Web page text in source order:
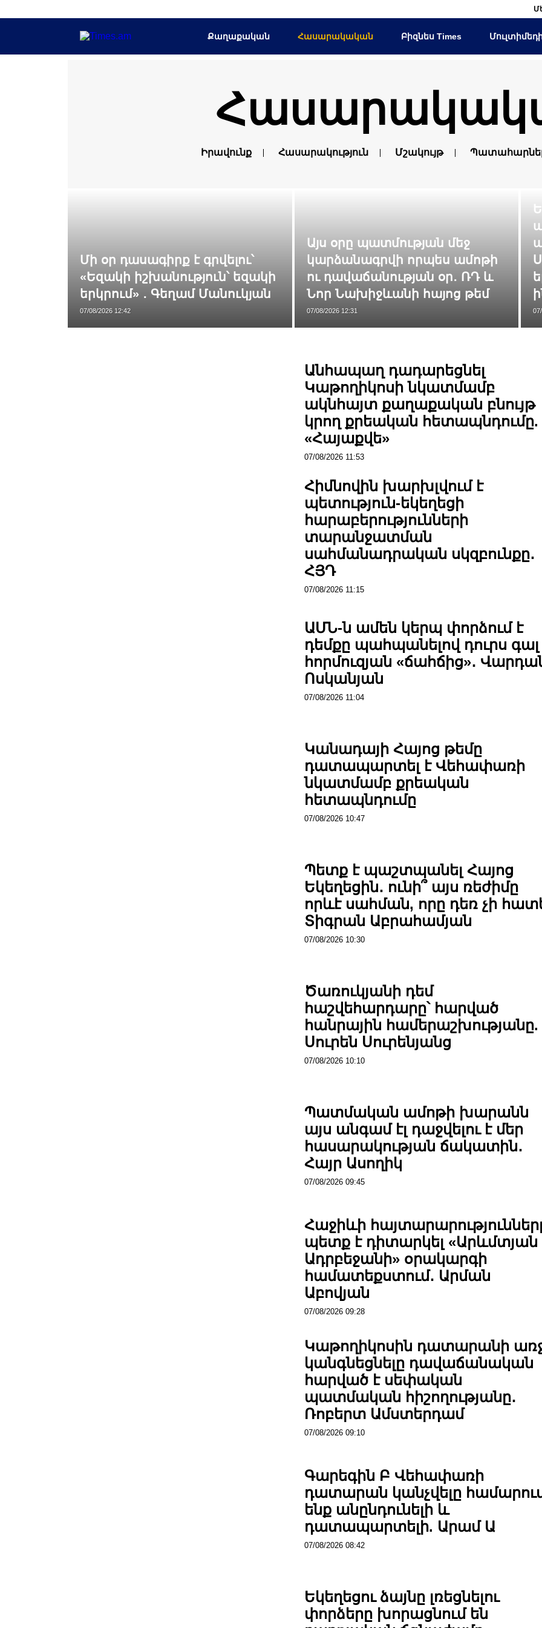
Քաղաքական Հասարակական Բիզնես Times
Իրավունք Հասարակություն Մշակույթ
Մի օր դասագիրք է գրվելու՝
«Եզակի իշխանություն՝ եզակի
երկրում» ․ Գեղամ Մանուկյան
07/08/2026 12:42
Այս օրը պատմության մեջ
կարձանագրվի որպես ամոթի
ու դավաճանության օր․ ՌԴ և
Նոր Նախիջևանի հայոց թեմ
07/08/2026 12:31
Անհապաղ դադարեցնել
Կաթողիկոսի նկատմամբ
ակնհայտ քաղաքական բնույթ
կրող քրեական հետապնդումը.
«Հայաքվե»
07/08/2026 11:53
Հիմնովին խարխլվում է
պետություն-եկեղեցի
հարաբերությունների
տարանջատման
սահմանադրական սկզբունքը․
ՀՅԴ
07/08/2026 11:15
ԱՄՆ-ն ամեն կերպ փորձում է
դեմքը պահպանելով դուրս գալ
հորմուզյան «ճահճից»․
Ոսկանյան
07/08/2026 11:04
Կանադայի Հայոց թեմը
դատապարտել է Վեհափառի
նկատմամբ քրեական
հետապնդումը
07/08/2026 10:47
Պետք է պաշտպանել Հայոց
Եկեղեցին․ ունի՞ այս ռեժիմը
որևէ սահման, որը դեռ չի
Տիգրան Աբրահամյան
07/08/2026 10:30
Ծառուկյանի դեմ
հաշվեհարդարը՝ հարված
հանրային համերաշխությանը.
Սուրեն Սուրենյանց
07/08/2026 10:10
Պատմական ամոթի խարանն
այս անգամ էլ դաջվելու է մեր
հասարակության ճակատին․
Հայր Ասողիկ
07/08/2026 09:45
Հաջիևի
պետք է դիտարկել «Արևմտյան
Ադրբեջանի» օրակարգի
համատեքստում․ Արման
Աբովյան
07/08/2026 09:28
Կաթողիկոսին դատարանի
կանգնեցնելը դավաճանական
հարված է սեփական
պատմական հիշողությանը․
Ռոբերտ Ամստերդամ
07/08/2026 09:10
Գարեգին Բ Վեհափառի
դատարան կանչվելը
ենք անընդունելի և
դատապարտելի. Արամ Ա
07/08/2026 08:42
Եկեղեցու ձայնը լռեցնելու
փորձերը խորացնում են